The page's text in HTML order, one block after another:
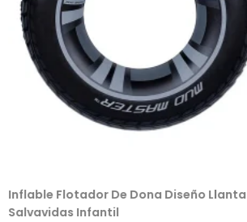
Inflable Flotador De Dona Diseño Llanta
Salvavidas Infantil